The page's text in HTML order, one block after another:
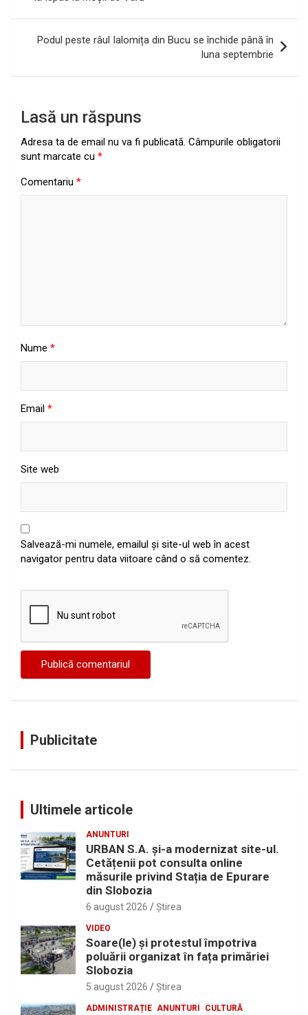
articole
Podul peste râul Ialomița din Bucu se închide până în
luna septembrie
Lasă un răspuns
Adresa ta de email nu va fi publicată. Câmpurile obligatorii
sunt marcate cu *
Comentariu *
Nume *
Email *
Site web
Salvează-mi numele, emailul și site-ul web în acest
navigator pentru data viitoare când o să comentez.
Publicitate
Ultimele articole
ANUNTURI
URBAN S.A. și-a modernizat site-ul.
Cetățenii pot consulta online
măsurile privind Stația de Epurare
din Slobozia
6 august 2026 Ştirea
VIDEO
Soare(le) și protestul împotriva
poluării organizat în fața primăriei
Slobozia
5 august 2026 Ştirea
ADMINISTRAȚIE ANUNTURI CULTURĂ